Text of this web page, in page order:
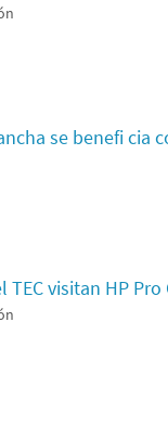
se benefi cia
TEC visitan HP Pro